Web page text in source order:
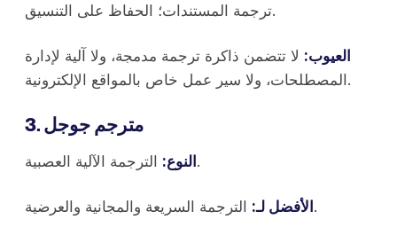
ترجمة المستندات؛ الحفاظ على التنسيق.
العيوب: لا تتضمن ذاكرة ترجمة مدمجة، ولا آلية لإدارة
المصطلحات، ولا سير عمل خاص بالمواقع الإلكترونية.
3. مترجم جوجل
النوع:الترجمة الآلية العصبية.
الأفضل لـ:الترجمة السريعة والمجانية والعرضية.